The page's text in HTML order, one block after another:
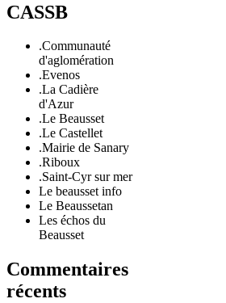
CASSB
.Communauté
d'aglomération
.Evenos
.La Cadière
d'Azur
.Le Beausset
.Le Castellet
.Mairie de Sanary
.Riboux
.Saint-Cyr sur mer
Le beausset info
Le Beaussetan
Les échos du
Beausset
Commentaires
récents